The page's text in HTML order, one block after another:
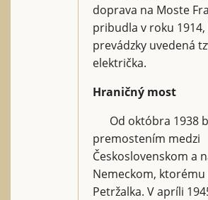
doprava na Moste
pribudla v roku
prevádzky uvedená
električka.
Hraničný most
Od októbra 1938
premostením medzi
Československom a
Nemeckom,
Petržalka. V apríli